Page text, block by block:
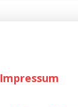
Impressum